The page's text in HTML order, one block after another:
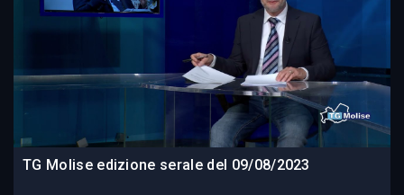
TG Molise edizione serale del 09/08/2023